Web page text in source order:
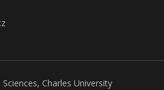
Charles University